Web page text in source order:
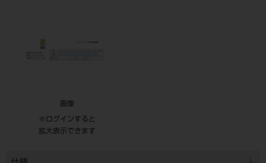
画像
※ログインすると
拡大表示できます